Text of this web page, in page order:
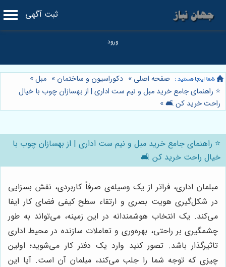
ثبت آگهی
صفحه اصلی » دکوراسیون و ساختمان » مبل»
⭐️ راهنمای جامع خرید مبل و نیم ست اداری | از بهسازان چوب با خیال
راحت خرید کن 🛋️»
⭐️ راهنمای جامع خرید مبل و نیم ست اداری | از بهسازان چوب با
خیال راحت خرید کن 🛋️
مبلمان اداری، فراتر از یک وسیله‌ی صرفاً کاربردی، نقش بسزایی
در شکل‌گیری هویت بصری و ارتقاء سطح کیفی فضای کار ایفا
می‌کند. یک انتخاب هوشمندانه در این زمینه، می‌تواند به طور
چشمگیری بر راحتی، بهره‌وری و تعاملات سازنده در محیط اداری
تاثیرگذار باشد. تصور کنید وارد یک دفتر کار می‌شوید؛ اولین
چیزی که توجه شما را جلب می‌کند، مبلمان آن است. آیا این